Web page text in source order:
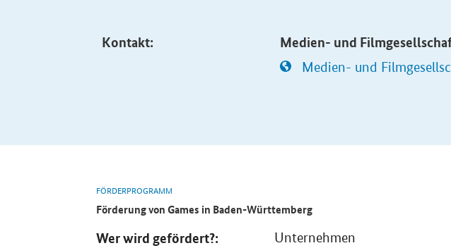
Kontakt: Medien- und
Medien- und
FÖRDERPROGRAMM
Förderung vonGames in Baden-Württemberg
Wer wird gefördert?: Unternehmen